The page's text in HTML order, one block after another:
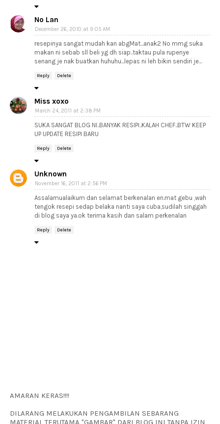
No Lan
December 26, 2010 at 9:05 AM
resepinya sangat mudah kan abgMat...anak2 No mmg suka
makan ni sebab sll beli yg dh siap..taktau pula rupenye
senang je nak buatkan huhuhu...lepas ni leh bikin sendiri je...
Reply Delete
Miss xoxo
March 24, 2011 at 2:38 PM
SUKA SANGAT BLOG NI..BANYAK RESIPI..KALAH CHEF..BTW KEEP
UP UPDATE RESIPI BARU
Reply Delete
Unknown
November 16, 2011 at 2:56 PM
Assalamualaikum dan selamat berkenalan en.mat gebu ,wah
tengok resepi sedap belaka nanti saya cuba,sudilah singgah
di blog saya ya.ok terima kasih dan salam perkenalan
Reply Delete
AMARAN KERAS!!!!
DILARANG MELAKUKAN PENGAMBILAN SEBARANG
MATERIAL TERUTAMA "GAMBAR" DARI BLOG INI TANPA IZIN